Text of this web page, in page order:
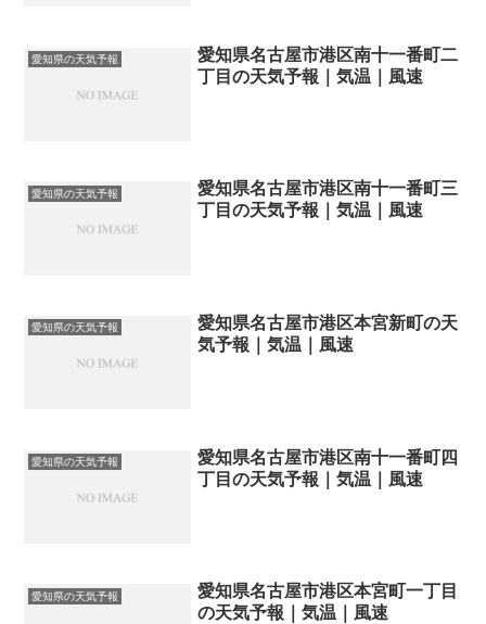
愛知県の天気予報
愛知県名古屋市港区南十一番町二
丁目の天気予報｜気温｜風速
愛知県の天気予報
愛知県名古屋市港区南十一番町三
丁目の天気予報｜気温｜風速
愛知県の天気予報
愛知県名古屋市港区本宮新町の天
気予報｜気温｜風速
愛知県の天気予報
愛知県名古屋市港区南十一番町四
丁目の天気予報｜気温｜風速
愛知県の天気予報
愛知県名古屋市港区本宮町一丁目
の天気予報｜気温｜風速